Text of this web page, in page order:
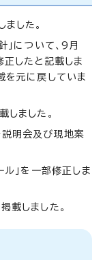
した。
について、9月
したと記載しま
を元に戻していま
ました。
明会及び現地案
」を一部修正しま
しました。